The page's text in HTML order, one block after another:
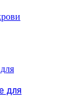
для